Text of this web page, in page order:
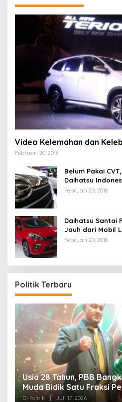
Video Kelemahan dan
Februari 20, 2018
Belum Pakai
Daihatsu
Februari 20, 2018
Daihatsu Santai
Jauh dari Mobil
Februari 20, 2018
Politik Terbaru
Usia 28 Tahun, PBB
Muda Bidik Satu Fraksi
Di Politik | Juli 17, 2026